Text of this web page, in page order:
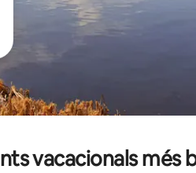
vacacionals més